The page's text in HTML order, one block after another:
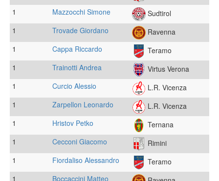
1
Mazzocchi Simone
Sudtirol
1
Trovade Giordano
Ravenna
1
Cappa Riccardo
Teramo
1
Trainotti Andrea
Virtus Verona
1
Curcio Alessio
L.R. Vicenza
1
Zarpellon Leonardo
L.R. Vicenza
1
Hristov Petko
Ternana
1
Cecconi Giacomo
Rimini
1
Fiordaliso Alessandro
Teramo
1
Boccaccini Matteo